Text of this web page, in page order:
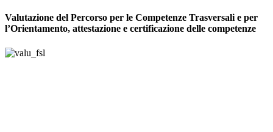
Valutazione del Percorso per le Competenze Trasversali e per
l’Orientamento, attestazione e certificazione delle competenze